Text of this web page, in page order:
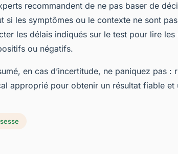
recommandent de ne pas baser de
si les symptômes ou le contexte ne sont
les délais indiqués sur le test pour lire
ou négatifs.
en cas d’incertitude, ne paniquez pas
approprié pour obtenir un résultat fiable et